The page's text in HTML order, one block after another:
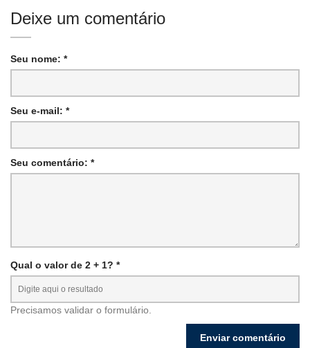
Deixe um comentário
Seu nome: *
Seu e-mail: *
Seu comentário: *
Qual o valor de 2 + 1? *
Precisamos validar o formulário.